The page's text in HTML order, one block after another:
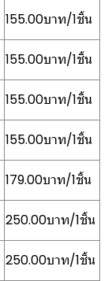
155.00บาท/1ชิ้น
155.00บาท/1ชิ้น
155.00บาท/1ชิ้น
155.00บาท/1ชิ้น
179.00บาท/1ชิ้น
250.00บาท/1ชิ้น
250.00บาท/1ชิ้น